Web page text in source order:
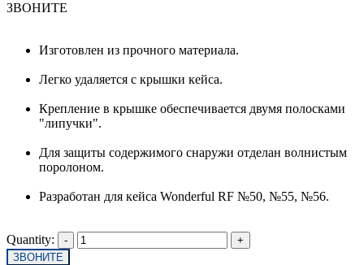
ЗВОНИТЕ
Изготовлен из прочного материала.
Легко удаляется с крышки кейса.
Крепление в крышке обеспечивается двумя полосками
"липучки".
Для защиты содержимого снаружи отделан волнистым
поролоном.
Разработан для кейса Wonderful RF №50, №55, №56.
Quantity:
ЗВОНИТЕ